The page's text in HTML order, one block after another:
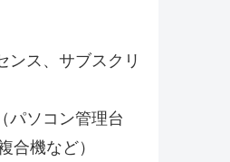
ンス、サブスクリ
パソコン管理台
合機など）